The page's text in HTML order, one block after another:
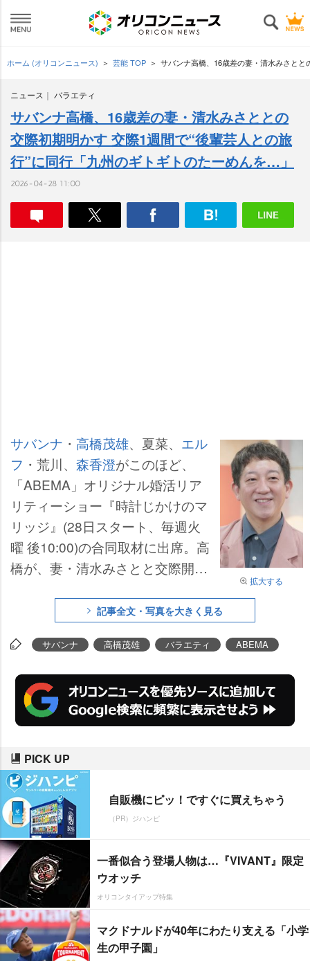
ホーム (オリコンニュース) 芸能 TOP サバンナ高橋、16歳差の妻・清水みさと
ニュース バラエティ
サバンナ高橋、16歳差の妻・清水みさととの
交際初期明かす 交際1週間で“後輩芸人との旅
行”に同行「九州のギトギトのたーめんを…」
2026-04-28 11:00
拡大する
サバンナ ・ 高橋茂雄、夏菜、 エル
フ ・荒川、 森香澄がこのほど、
「ABEMA」オリジナル婚活リア
リティーショー『時計じかけのマ
リッジ』(28日スタート、毎週火
曜 後10:00)の合同取材に出席。高
橋が、妻・清水みさとと交際開始
記事全文・写真を大きく見る
サバンナ 高橋茂雄 バラエティ ABEMA
PICK UP
自販機にピッ！ですぐに買えちゃう
（PR）ジハンピ
一番似合う登場人物は…『VIVANT』限定
ウオッチ
オリコンタイアップ特集
マクドナルドが40年にわたり支える「小学
生の甲子園」